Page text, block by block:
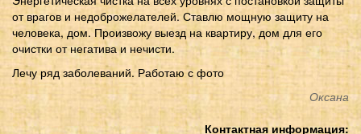
от врагов и недоброжелателей. Ставлю мощную защиту на
человека, дом. Произвожу выезд на квартиру, дом для его
очистки от негатива и нечисти.
Лечу ряд заболеваний. Работаю с фото
Оксана
Контактная информация: